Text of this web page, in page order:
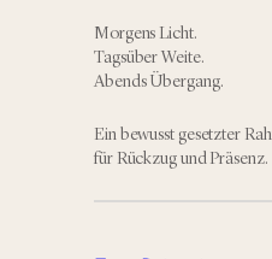
Morgens Licht.
Tagsüber Weite.
Abends Übergang.
Ein bewusst gesetzter
für Rückzug und Präsenz.